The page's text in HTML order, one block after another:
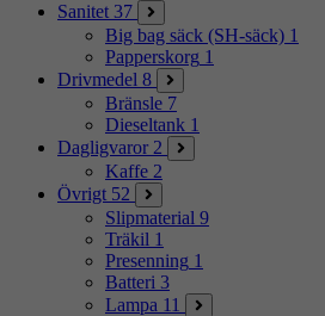
Sanitet 37
Big bag säck (SH-säck) 1
Papperskorg 1
Drivmedel 8
Bränsle 7
Dieseltank 1
Dagligvaror 2
Kaffe 2
Övrigt 52
Slipmaterial 9
Träkil 1
Presenning 1
Batteri 3
Lampa 11